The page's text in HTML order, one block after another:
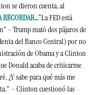
se dieron cuenta, al
RECORDAR…“La FED está
– Trump mató dos pájaros de
del Banco Central) por no
de Obama y a Clinton
Donald acaba de criticarme
¿Y sabe para qué más me
– Clinton cuestionó las